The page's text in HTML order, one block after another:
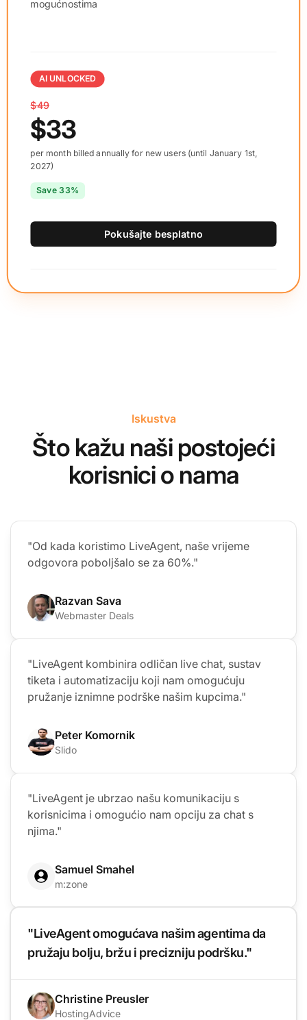
mogućnostima
AI UNLOCKED
$49
$33
per month billed annually for new users (until January 1st,
2027)
Save 33%
Pokušajte besplatno
Iskustva
Što kažu naši postojeći
korisnici o nama
"Od kada koristimo LiveAgent, naše vrijeme
odgovora poboljšalo se za 60%."
Razvan Sava
Webmaster Deals
"LiveAgent kombinira odličan live chat, sustav
tiketa i automatizaciju koji nam omogućuju
pružanje iznimne podrške našim kupcima."
Peter Komornik
Slido
"LiveAgent je ubrzao našu komunikaciju s
korisnicima i omogućio nam opciju za chat s
njima."
Samuel Smahel
m:zone
"LiveAgent omogućava našim agentima da
pružaju bolju, bržu i precizniju podršku."
Christine Preusler
HostingAdvice